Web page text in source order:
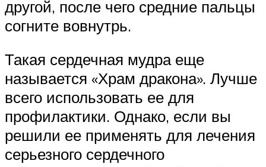
другой, после чего средние пальцы
согните вовнутрь.
Такая сердечная мудра еще
называется «Храм дракона». Лучше
всего использовать ее для
профилактики. Однако, если вы
решили ее применять для лечения
серьезного сердечного